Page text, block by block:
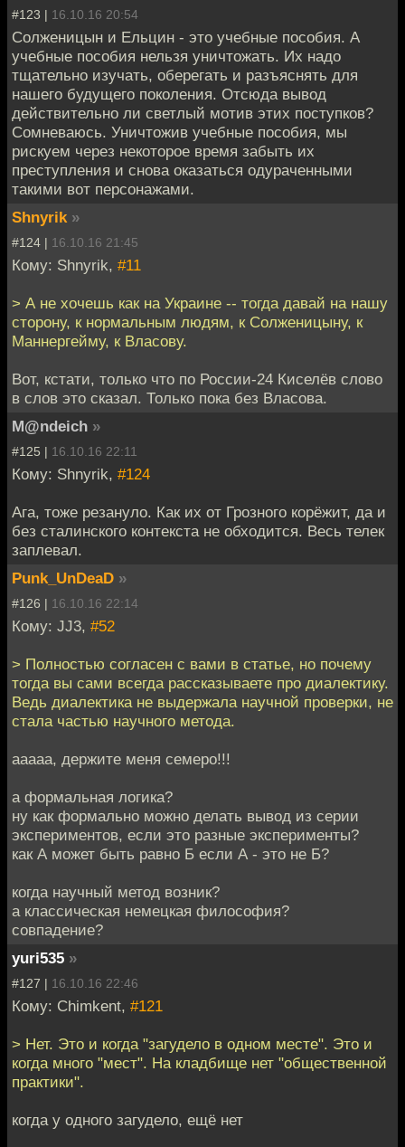
#123 | 16.10.16 20:54
Солженицын и Ельцин - это учебные пособия. А
учебные пособия нельзя уничтожать. Их надо
тщательно изучать, оберегать и разъяснять для
нашего будущего поколения. Отсюда вывод
действительно ли светлый мотив этих поступков?
Сомневаюсь. Уничтожив учебные пособия, мы
рискуем через некоторое время забыть их
преступления и снова оказаться одураченными
такими вот персонажами.
Shnyrik »
#124 | 16.10.16 21:45
Кому: Shnyrik, #11
> А не хочешь как на Украине -- тогда давай на нашу
сторону, к нормальным людям, к Солженицыну, к
Маннергейму, к Власову.
Вот, кстати, только что по России-24 Киселёв слово
в слов это сказал. Только пока без Власова.
M@ndeich »
#125 | 16.10.16 22:11
Кому: Shnyrik, #124
Ага, тоже резануло. Как их от Грозного корёжит, да и
без сталинского контекста не обходится. Весь телек
заплевал.
Punk_UnDeaD »
#126 | 16.10.16 22:14
Кому: JJ3, #52
> Полностью согласен с вами в статье, но почему
тогда вы сами всегда рассказываете про диалектику.
Ведь диалектика не выдержала научной проверки, не
стала частью научного метода.
ааааа, держите меня семеро!!!
а формальная логика?
ну как формально можно делать вывод из серии
экспериментов, если это разные эксперименты?
как А может быть равно Б если А - это не Б?
когда научный метод возник?
а классическая немецкая философия?
совпадение?
yuri535 »
#127 | 16.10.16 22:46
Кому: Chimkent, #121
> Нет. Это и когда "загудело в одном месте". Это и
когда много "мест". На кладбище нет "общественной
практики".
когда у одного загудело, ещё нет